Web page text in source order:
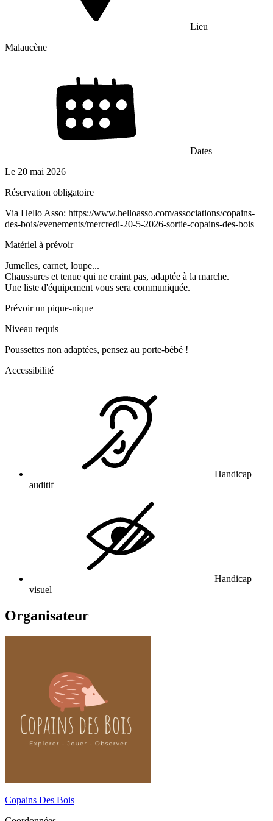
Lieu
Malaucène
Dates
Le 20 mai 2026
Réservation obligatoire
Via Hello Asso: https://www.helloasso.com/associations/copains-
des-bois/evenements/mercredi-20-5-2026-sortie-copains-des-bois
Matériel à prévoir
Jumelles, carnet, loupe...
Chaussures et tenue qui ne craint pas, adaptée à la marche.
Une liste d'équipement vous sera communiquée.
Prévoir un pique-nique
Niveau requis
Poussettes non adaptées, pensez au porte-bébé !
Accessibilité
Handicap
auditif
Handicap
visuel
Organisateur
Copains Des Bois